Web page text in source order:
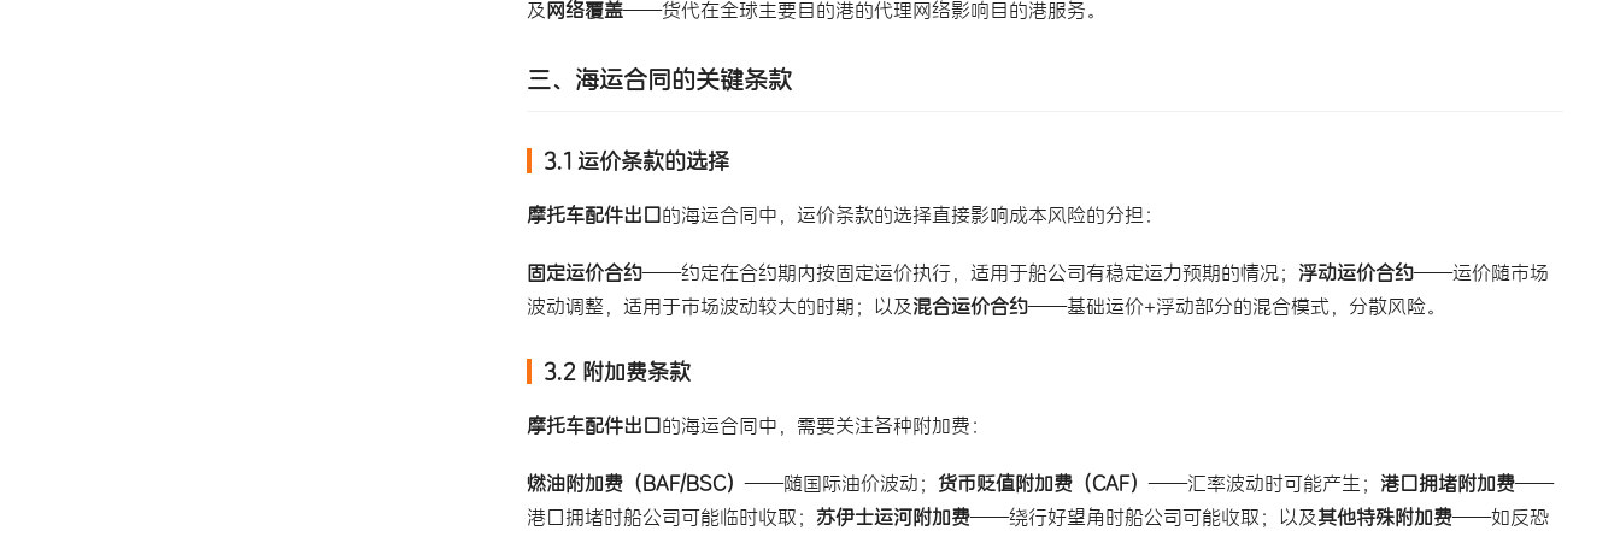
及网络覆盖——货代在全球主要目的港的代理网络影响目的港服务。
三、海运合同的关键条款
3.1 运价条款的选择
摩托车配件出口的海运合同中，运价条款的选择直接影响成本风险的分担：
固定运价合约——约定在合约期内按固定运价执行，适用于船公司有稳定运力预期的情况； 浮动运价合约——运价随市场
波动调整，适用于市场波动较大的时期；以及混合运价合约——基础运价+浮动部分的混合模式，分散风险。
3.2 附加费条款
摩托车配件出口的海运合同中，需要关注各种附加费：
燃油附加费（BAF/BSC）——随国际油价波动； 货币贬值附加费（CAF）——汇率波动时可能产生； 港口拥堵附加费——
港口拥堵时船公司可能临时收取； 苏伊士运河附加费——绕行好望角时船公司可能收取；以及其他特殊附加费——如反恐